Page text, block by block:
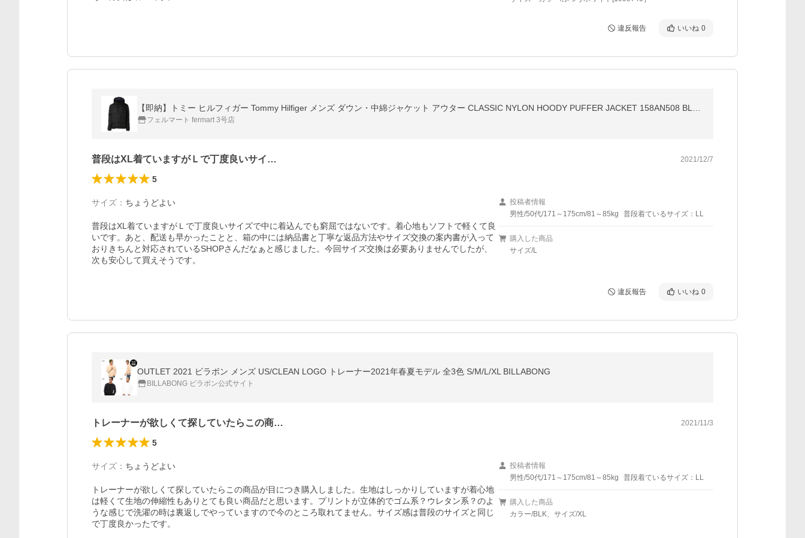
違反報告 いいね 0
フェルマート fermart 3号店
普段はXL着ていますがＬで丁度良いサイ… 2021/12/7
5
サイズ ： ちょうどよい
普段はXL着ていますがＬで丁度良いサイズで中に着込んでも窮屈ではないです。着心地もソフトで軽くて良
いです。あと、配送も早かったことと、箱の中には納品書と丁寧な返品方法やサイズ交換の案内書が入って
おりきちんと対応されているSHOPさんだなぁと感じました。今回サイズ交換は必要ありませんでしたが、
次も安心して買えそうです。
投稿者情報
男性/50代/171～175cm/81～85kg
普段着ているサイズ：LL
購入した商品
サイズ/L
違反報告 いいね 0
OUTLET 2021 ビラボン メンズ US/CLEAN LOGO トレーナー2021年春夏モデル 全3色 S/M/L/XL BILLABONG
BILLABONG ビラボン公式サイト
トレーナーが欲しくて探していたらこの商… 2021/11/3
5
サイズ ： ちょうどよい
トレーナーが欲しくて探していたらこの商品が目につき購入しました。生地はしっかりしていますが着心地
は軽くて生地の伸縮性もありとても良い商品だと思います。プリントが立体的でゴム系？ウレタン系？のよ
うな感じで洗濯の時は裏返しでやっていますので今のところ取れてません。サイズ感は普段のサイズと同じ
で丁度良かったです。
投稿者情報
男性/50代/171～175cm/81～85kg
普段着ているサイズ：LL
購入した商品
カラー/BLK、サイズ/XL